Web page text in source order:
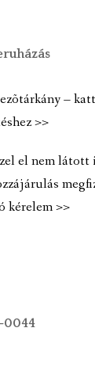
–
>>
el nem
kérelem >>
0044